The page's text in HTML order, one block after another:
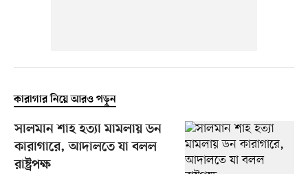
কারাগার নিয়ে আরও পড়ুন
সালমান শাহ হত্যা মামলায় ডন
কারাগারে, আদালতে যা বলল
রাষ্ট্রপক্ষ